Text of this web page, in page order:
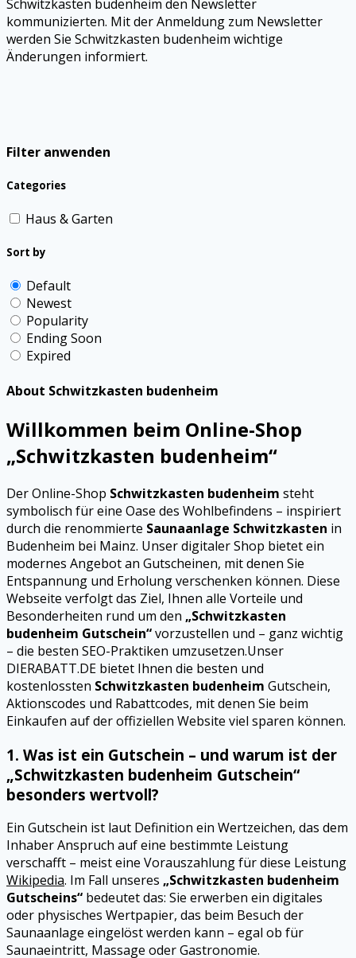
Schwitzkasten budenheim den Newsletter
kommunizierten. Mit der Anmeldung zum Newsletter
werden Sie Schwitzkasten budenheim wichtige
Änderungen informiert.
Filter anwenden
Categories
Haus & Garten
Sort by
Default
Newest
Popularity
Ending Soon
Expired
About Schwitzkasten budenheim
Willkommen beim Online-Shop
„Schwitzkasten budenheim“
Der Online-Shop Schwitzkasten budenheim steht
symbolisch für eine Oase des Wohlbefindens – inspiriert
durch die renommierte Saunaanlage Schwitzkasten in
Budenheim bei Mainz. Unser digitaler Shop bietet ein
modernes Angebot an Gutscheinen, mit denen Sie
Entspannung und Erholung verschenken können. Diese
Webseite verfolgt das Ziel, Ihnen alle Vorteile und
Besonderheiten rund um den „Schwitzkasten
budenheim Gutschein“vorzustellen und – ganz wichtig
– die besten SEO-Praktiken umzusetzen.Unser
DIERABATT.DE bietet Ihnen die besten und
kostenlossten Schwitzkasten budenheim Gutschein,
Aktionscodes und Rabattcodes, mit denen Sie beim
Einkaufen auf der offiziellen Website viel sparen können.
1. Was ist ein Gutschein – und warum ist der
„Schwitzkasten budenheim Gutschein“
besonders wertvoll?
Ein Gutschein ist laut Definition ein Wertzeichen, das dem
Inhaber Anspruch auf eine bestimmte Leistung
verschafft – meist eine Vorauszahlung für diese Leistung
Wikipedia. Im Fall unseres „Schwitzkasten budenheim
Gutscheins“ bedeutet das: Sie erwerben ein digitales
oder physisches Wertpapier, das beim Besuch der
Saunaanlage eingelöst werden kann – egal ob für
Saunaeintritt, Massage oder Gastronomie.